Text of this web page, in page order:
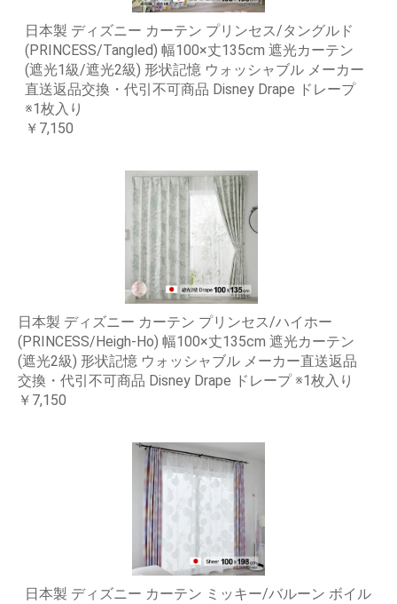
日本製 ディズニー カーテン プリンセス/タングルド
(PRINCESS/Tangled) 幅100×丈135cm 遮光カーテン
(遮光1級/遮光2級) 形状記憶 ウォッシャブル メーカー
直送返品交換・代引不可商品 Disney Drape ドレープ
※1枚入り
￥7,150
日本製 ディズニー カーテン プリンセス/ハイホー
(PRINCESS/Heigh-Ho) 幅100×丈135cm 遮光カーテン
(遮光2級) 形状記憶 ウォッシャブル メーカー直送返品
交換・代引不可商品 Disney Drape ドレープ ※1枚入り
￥7,150
日本製 ディズニー カーテン ミッキー/バルーン ボイル